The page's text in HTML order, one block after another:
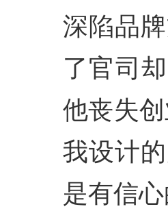
深陷品
了官司
他丧失
我设计
是有信心